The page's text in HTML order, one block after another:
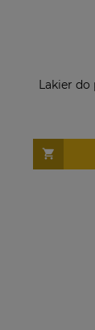
Lakier do